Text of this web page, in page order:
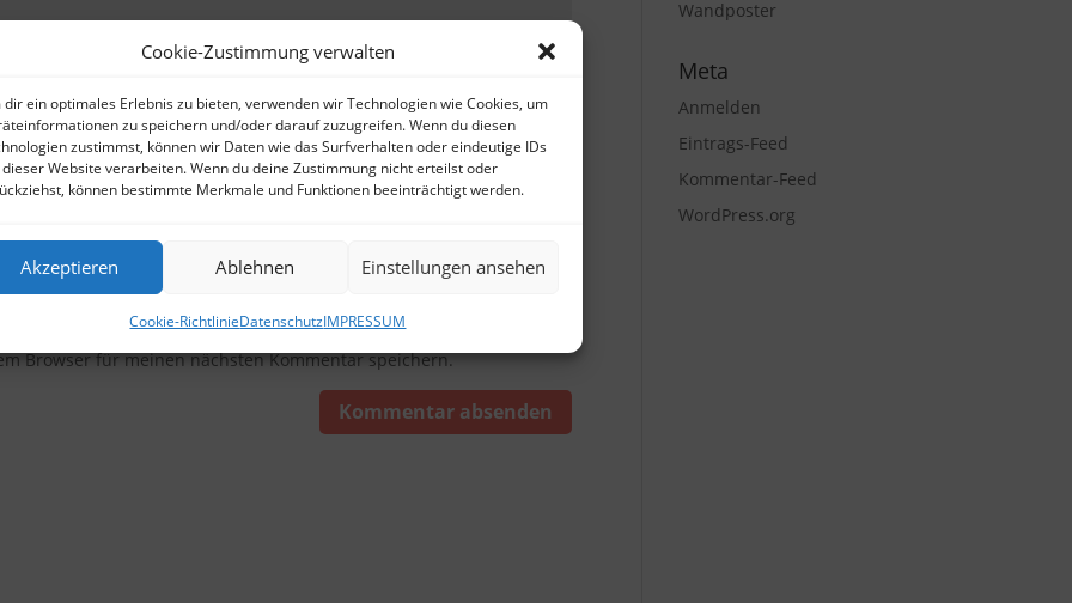
Cookie-Zustimmung verwalten
dir ein optimales Erlebnis zu bieten, verwenden wir Technologien wie Cookies, um
zu speichern und/oder darauf zuzugreifen. Wenn du diesen
zustimmst, können wir Daten wie das Surfverhalten oder eindeutige IDs
Website verarbeiten. Wenn du deine Zustimmung nicht erteilst oder
können bestimmte Merkmale und Funktionen beeinträchtigt werden.
Akzeptieren Ablehnen Einstellungen ansehen
Cookie-RichtlinieDatenschutzIMPRESSUM
Browser für meinen nächsten Kommentar speichern.
Wandposter
Meta
Anmelden
Eintrags-Feed
Kommentar-Feed
WordPress.org